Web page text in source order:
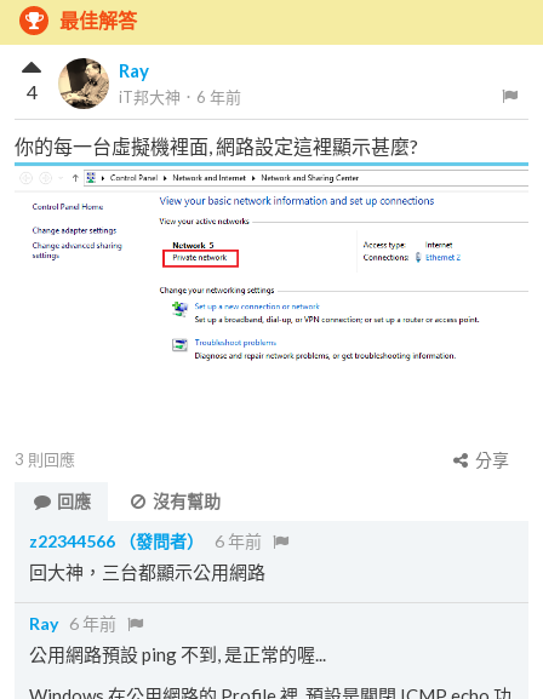
最佳解答
Ray
iT邦大神 ． 6 年前
4
你的每一台虛擬機裡面, 網路設定這裡顯示甚麼?
3 則回應
分享
回應
沒有幫助
z22344566
（發問者） 6 年前
回大神，三台都顯示公用網路
Ray 6 年前
公用網路預設 ping 不到, 是正常的喔...